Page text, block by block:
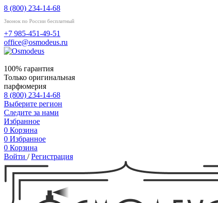
8 (800) 234-14-68
Звонок по России бесплатный
+7 985-451-49-51
office@osmodeus.ru
100% гарантия
Только оригинальная
парфюмерия
8 (800) 234-14-68
Выберите регион
Следите за нами
Избранное
0 Корзина
0 Избранное
0 Корзина
Войти / Регистрация